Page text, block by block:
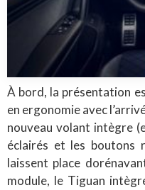
À bord, la présentation
en ergonomie avec
nouveau volant intègre
éclairés et les boutons
laissent place
module, le Tiguan